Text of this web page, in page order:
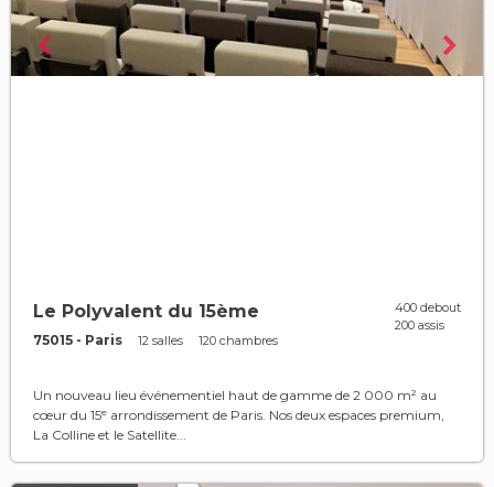
Le Polyvalent du 15ème
75015 - Paris 12 salles 120 chambres
400 debout
200 assis
Un nouveau lieu événementiel haut de gamme de 2 000 m² au
cœur du 15ᵉ arrondissement de Paris. Nos deux espaces premium,
La Colline et le Satellite...